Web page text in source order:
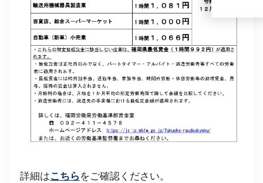
詳細はこちらをご確認ください。